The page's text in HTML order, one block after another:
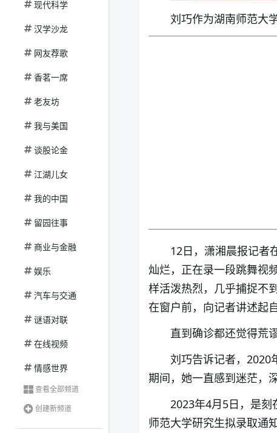
现代科学
汉学沙龙
网友荐歌
香茗一席
老友坊
我与美国
谈股论金
江湖儿女
我的中国
留园往事
商业与金融
娱乐
汽车与交通
谜语对联
在线视频
情感世界
查看全部频道
创建新频道
刘巧作为湖南师范大
12日，潇湘晨报记者
灿烂，正在录一段跳舞视
样活泼热烈，几乎捕捉不
在窗户前，向记者讲述起
直到确诊都还觉得荒
刘巧告诉记者，2020
期间，她一直感到迷茫，
2023年4月5日，是
师范大学研究生拟录取通